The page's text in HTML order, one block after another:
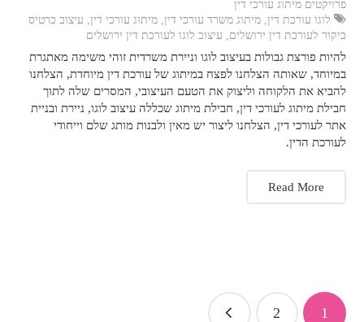
פרויקטים מיתוג עורכי דין
לוגו עורכת דין ,מיתוג משרד עורכי דין ,מיתוג עורכי דין עיצוב כרטיס
ביקור לעורכת דין ירושלים
עיצוב לוגו לעורכת דין ירושלים
להיות פורצת גבולות בעיצוב לוגו וניירת משרדית זוהי משימה מאתגרת
במיוחד, שאותה הצלחנו לפצח במיתוג של עורכת דין מיוחדת, הצלחנו
להביא את הלקוחה וליצוק את הטעם העיצובי, המסרים שלה לתוך
חבילת מיתוג לעורכי דין, חבילת מיתוג שכללה עיצוב לוגו, ניירת ובניית
אתר לעורכי דין, הצלחנו ליצור יש מאין ולבנות מותג שלם וייחודי
לעורכת הדין.
Read More
1
2